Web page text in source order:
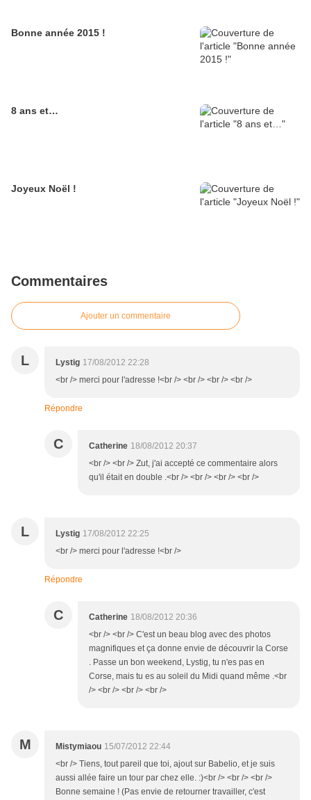
Bonne année 2015 !
8 ans et…
Joyeux Noël !
Commentaires
Ajouter un commentaire
L Lystig 17/08/2012 22:28
<br /> merci pour l'adresse !<br /> <br /> <br /> <br />
Répondre
C Catherine 18/08/2012 20:37
<br /> <br /> Zut, j'ai accepté ce commentaire alors
qu'il était en double .<br /> <br /> <br /> <br />
L Lystig 17/08/2012 22:25
<br /> merci pour l'adresse !<br />
Répondre
C Catherine 18/08/2012 20:36
<br /> <br /> C'est un beau blog avec des photos
magnifiques et ça donne envie de découvrir la Corse
. Passe un bon weekend, Lystig, tu n'es pas en
Corse, mais tu es au soleil du Midi quand même .<br
/> <br /> <br /> <br />
M Mistymiaou 15/07/2012 22:44
<br /> Tiens, tout pareil que toi, ajout sur Babelio, et je suis
aussi allée faire un tour par chez elle. :)<br /> <br /> <br />
Bonne semaine ! (Pas envie de retourner travailler, c'est